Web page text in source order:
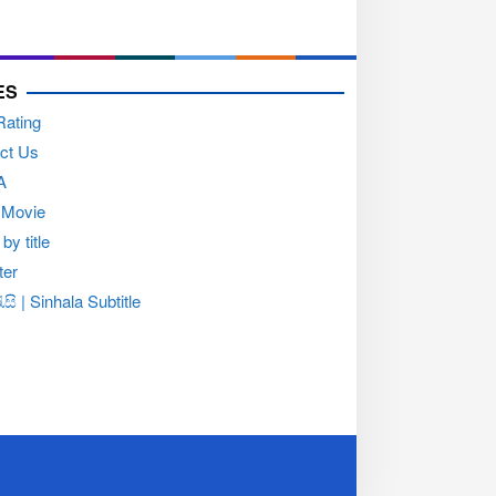
Us
title
| Sinhala Subtitle